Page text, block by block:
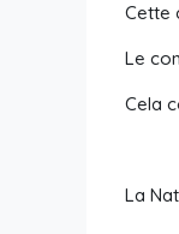
Cette
Le
Cela
La